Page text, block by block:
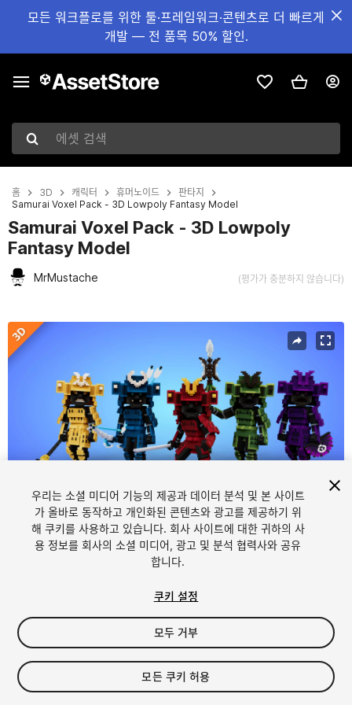
모든 워크플로를 위한 툴·프레임워크·콘텐츠로 더 빠르게
개발 — 전 품목 50% 할인.
에셋 검색
홈 3D 캐릭터 휴머노이드
판타지
Samurai Voxel Pack - 3D Lowpoly Fantasy Model
Samurai Voxel Pack - 3D Lowpoly
Fantasy Model
MrMustache (평가가 충분하지 않습니다)
현재 슬라이드: 1 / 16
1/16
$15
세금/부가세는 결제 시 반영됩니다.
우리는 소셜 미디어 기능의 제공과 데이터 분석 및 본 사이트
가 올바로 동작하고 개인화된 콘텐츠와 광고를 제공하기 위
해 쿠키를 사용하고 있습니다. 회사 사이트에 대한 귀하의 사
용 정보를 회사의 소셜 미디어, 광고 및 분석 협력사와 공유
합니다.
쿠키 설정
모두 거부
모든 쿠키 허용